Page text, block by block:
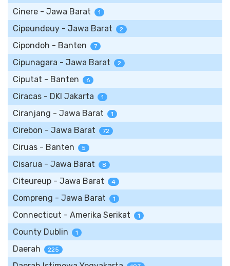
Cinere - Jawa Barat 1
Cipeundeuy - Jawa Barat 2
Cipondoh - Banten 7
Cipunagara - Jawa Barat 2
Ciputat - Banten 6
Ciracas - DKI Jakarta 1
Ciranjang - Jawa Barat 1
Cirebon - Jawa Barat 72
Ciruas - Banten 5
Cisarua - Jawa Barat 8
Citeureup - Jawa Barat 4
Compreng - Jawa Barat 1
Connecticut - Amerika Serikat 1
County Dublin 1
Daerah 225